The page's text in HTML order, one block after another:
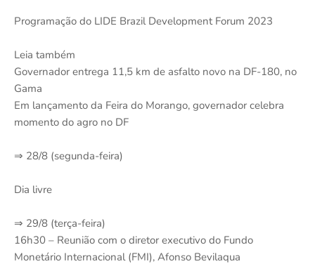
Programação do LIDE Brazil Development Forum 2023
Leia também
Governador entrega 11,5 km de asfalto novo na DF-180, no
Gama
Em lançamento da Feira do Morango, governador celebra
momento do agro no DF
⇒ 28/8 (segunda-feira)
Dia livre
⇒ 29/8 (terça-feira)
16h30 – Reunião com o diretor executivo do Fundo
Monetário Internacional (FMI), Afonso Bevilaqua